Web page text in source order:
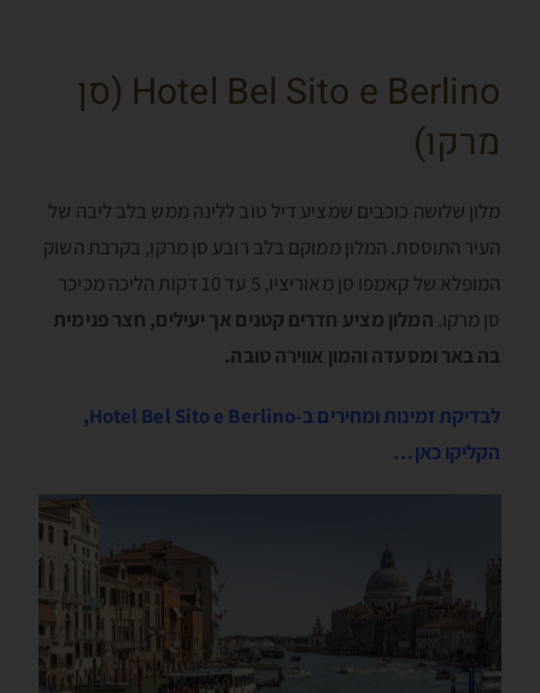
Hotel Bel Sito e Berlino (סן
מרקו)
מלון שלושה כוכבים שמציע דיל טוב ללינה ממש בלב ליבה של
העיר התוססת. המלון ממוקם בלב רובע סן מרקו, בקרבת השוק
המופלא של קאמפו סן מאוריציו, 5 עד 10 דקות הליכה מכיכר
סן מרקו. המלון מציע חדרים קטנים אך יעילים, חצר פנימית
בה באר ומסעדה והמון אווירה טובה.
לבדיקת זמינות ומחירים ב-Hotel Bel Sito e Berlino,
הקליקו כאן…